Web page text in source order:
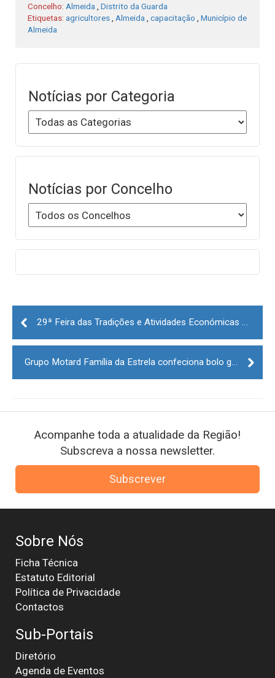
Concelho: Almeida
Distrito da Guarda
Etiquetas: agricultores Almeida capacitação
Município de
Almeida
Notícias por Categoria
Notícias por Concelho
Post
navigation
29ª Feira das Tradições e Atividades Económicas do concelho de Pinhel com inscrições abertas
Grupo Motard Família da Estrela confeciona bolo gigante em ação solidária
Acompanhe toda a atualidade da Região!
Subscreva a nossa newsletter.
Subscrever
Sobre Nós
Ficha Técnica
Estatuto Editorial
Política de Privacidade
Contactos
Sub-Portais
Diretório
Agenda de Eventos